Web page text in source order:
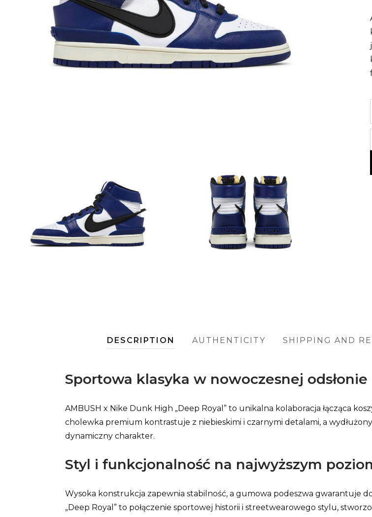
DESCRIPTION AUTHENTICITY SHIPPING AND
Sportowa klasyka w nowoczesnej odsłonie
AMBUSH x Nike Dunk High „Deep Royal” to unikalna kolaboracja łącząca
cholewka premium kontrastuje z niebieskimi i czarnymi detalami, a
dynamiczny charakter.
Styl i funkcjonalność na najwyższym
Wysoka konstrukcja zapewnia stabilność, a gumowa podeszwa gwarantuje
„Deep Royal” to połączenie sportowej historii i streetwearowego stylu,